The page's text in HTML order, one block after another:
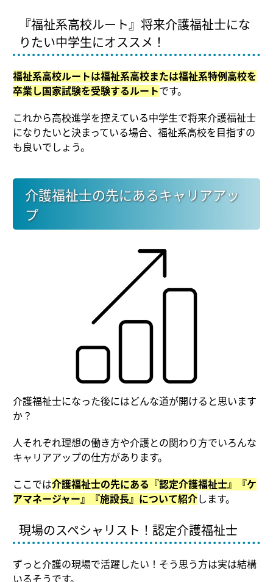
『福祉系高校ルート』将来介護福祉士にな
りたい中学生にオススメ！
福祉系高校ルートは福祉系高校または福祉系特例高校を
卒業し国家試験を受験するルートです。
これから高校進学を控えている中学生で将来介護福祉士
になりたいと決まっている場合、福祉系高校を目指すの
も良いでしょう。
介護福祉士の先にあるキャリアアッ
プ
介護福祉士になった後にはどんな道が開けると思います
か？
人それぞれ理想の働き方や介護との関わり方でいろんな
キャリアアップの仕方があります。
ここでは介護福祉士の先にある『認定介護福祉士』『ケ
アマネージャー』『施設長』について紹介します。
現場のスペシャリスト！認定介護福祉士
ずっと介護の現場で活躍したい！そう思う方は実は結構
いるそうです。